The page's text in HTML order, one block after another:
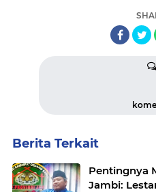
Berita Terkait
Pentingnya
Jambi: